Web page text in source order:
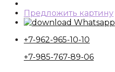
Предложить картину
Whatsapp
+7-962-965-10-10
+7-985-767-89-06